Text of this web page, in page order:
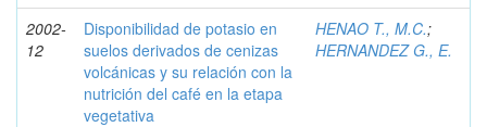
2002-
12
Disponibilidad de potasio en
suelos derivados de cenizas
volcánicas y su relación con la
nutrición del café en la etapa
vegetativa
HENAO T., M.C.;
HERNANDEZ G., E.